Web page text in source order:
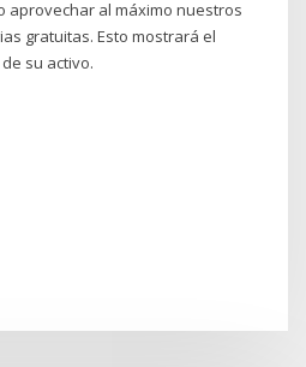
aprovechar al máximo nuestros
gratuitas. Esto mostrará el
su activo.